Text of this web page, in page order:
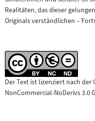
Realitäten, das dieser
Originals verständlichen –
Der Text ist lizenziert nach
NonCommercial-NoDerivs 3.0